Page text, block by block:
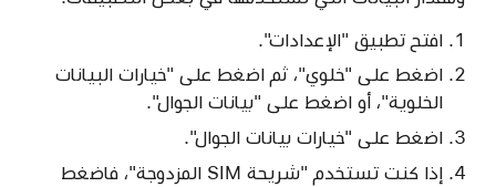
افتح تطبيق "الإعدادات".
اضغط على "خلوي"، ثم اضغط على "خيارات البيانات
الخلوية"، أو اضغط على "بيانات الجوال".
اضغط على "خيارات بيانات الجوال".
إذا كنت تستخدم "شريحة SIM المزدوجة"، فاضغط